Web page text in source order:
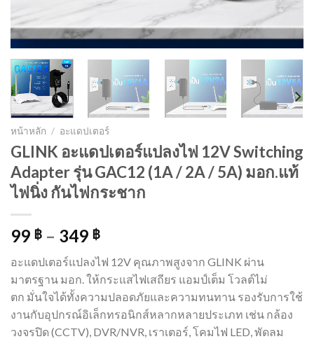
หน้าหลัก / อะแดปเตอร์
GLINK อะแดปเตอร์แปลงไฟ 12V Switching
Adapter รุ่น GAC12 (1A / 2A / 5A) มอก.แท้
ไฟนิ่ง กันไฟกระชาก
99 ฿ – 349 ฿
อะแดปเตอร์แปลงไฟ 12V คุณภาพสูงจาก GLINK ผ่าน
มาตรฐาน มอก. ให้กระแสไฟเสถียร แอมป์เต็ม โวลต์ไม่
ตก มั่นใจได้ทั้งความปลอดภัยและความทนทาน รองรับการใช้
งานกับอุปกรณ์อิเล็กทรอนิกส์หลากหลายประเภท เช่น กล้อง
วงจรปิด (CCTV), DVR/NVR, เราเตอร์, โคมไฟ LED, พัดลม